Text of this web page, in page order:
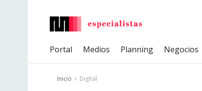
Portal Medios Planning Negocios
Inicio Digital